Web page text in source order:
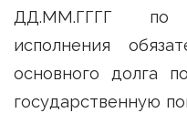
ДД.ММ.ГГГГ по
исполнения
основного долга
государственную